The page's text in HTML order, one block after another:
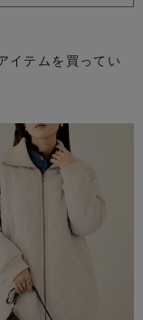
イテムを買ってい